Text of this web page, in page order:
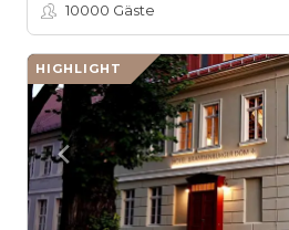
10000 Gäste
HIGHLIGHT